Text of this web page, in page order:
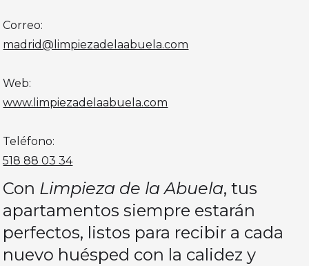
Correo:
madrid@limpiezadelaabuela.com
Web:
www.limpiezadelaabuela.com
Teléfono:
518 88 03 34
Con Limpieza de la Abuela, tus
apartamentos siempre estarán
perfectos, listos para recibir a cada
nuevo huésped con la calidez y